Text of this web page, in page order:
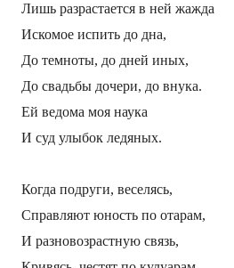
Лишь разрастается в ней жажда
Искомое испить до дна,
До темноты, до дней иных,
До свадьбы дочери, до внука.
Ей ведома моя наука
И суд улыбок ледяных.
Когда подруги, веселясь,
Справляют юность по отарам,
И разновозрастную связь,